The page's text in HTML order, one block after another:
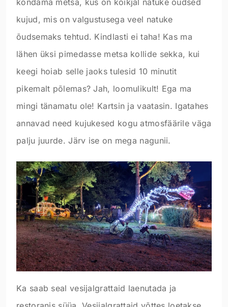
kujud, mis on valgustusega veel natuke
õudsemaks tehtud. Kindlasti ei taha! Kas ma
lähen üksi pimedasse metsa kollide sekka, kui
keegi hoiab selle jaoks tulesid 10 minutit
pikemalt põlemas? Jah, loomulikult! Ega ma
mingi tänamatu ole! Kartsin ja vaatasin. Igatahes
annavad need kujukesed kogu atmosfäärile väga
palju juurde. Järv ise on mega nagunii.
Ka saab seal vesijalgrattaid laenutada ja